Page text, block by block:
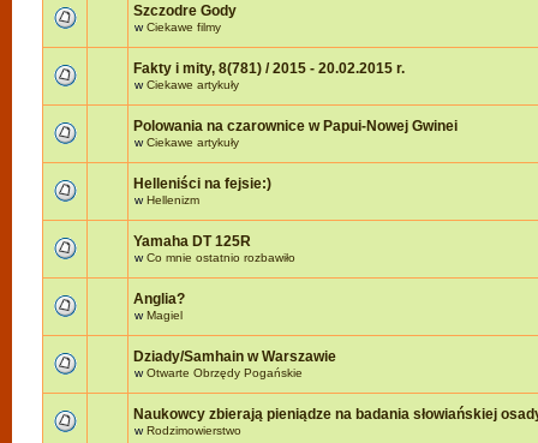
Szczodre Gody
wCiekawe filmy
Fakty i mity, 8(781) / 2015 - 20.02.2015 r.
wCiekawe artykuły
Polowania na czarownice w Papui-Nowej Gwinei
wCiekawe artykuły
Helleniści na fejsie:)
wHellenizm
Yamaha DT 125R
wCo mnie ostatnio rozbawiło
Anglia?
wMagiel
Dziady/Samhain w Warszawie
wOtwarte Obrzędy Pogańskie
Naukowcy zbierają pieniądze na badania słowiańskiej
wRodzimowierstwo